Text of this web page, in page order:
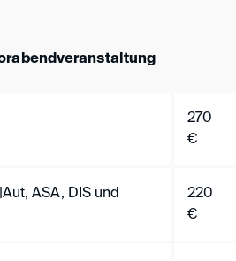
270
€
ASA, DIS und
220
€